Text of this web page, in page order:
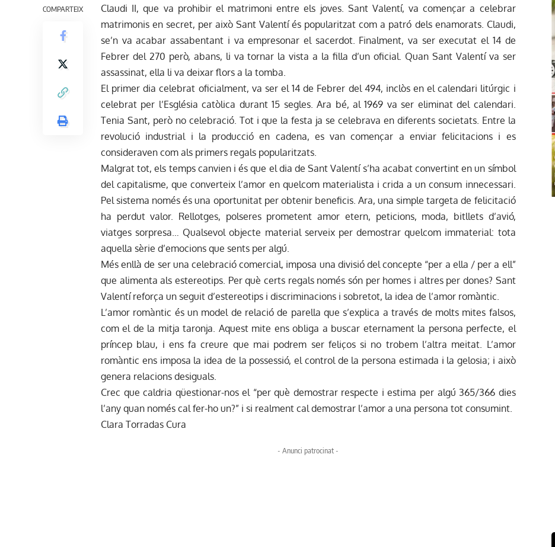
COMPARTEIX
Claudi II, que va prohibir el matrimoni entre els joves. Sant Valentí, va començar a celebrar
matrimonis en secret, per això Sant Valentí és popularitzat com a patró dels enamorats. Claudi,
se’n va acabar assabentant i va empresonar el sacerdot. Finalment, va ser executat el 14 de
Febrer del 270 però, abans, li va tornar la vista a la filla d’un oficial. Quan Sant Valentí va ser
assassinat, ella li va deixar flors a la tomba.
El primer dia celebrat oficialment, va ser el 14 de Febrer del 494, inclòs en el calendari litúrgic i
celebrat per l’Església catòlica durant 15 segles. Ara bé, al 1969 va ser eliminat del calendari.
Tenia Sant, però no celebració. Tot i que la festa ja se celebrava en diferents societats. Entre la
revolució industrial i la producció en cadena, es van començar a enviar felicitacions i es
consideraven com als primers regals popularitzats.
Malgrat tot, els temps canvien i és que el dia de Sant Valentí s’ha acabat convertint en un símbol
del capitalisme, que converteix l’amor en quelcom materialista i crida a un consum innecessari.
Pel sistema només és una oportunitat per obtenir beneficis. Ara, una simple targeta de felicitació
ha perdut valor. Rellotges, polseres prometent amor etern, peticions, moda, bitllets d’avió,
viatges sorpresa… Qualsevol objecte material serveix per demostrar quelcom immaterial: tota
aquella sèrie d’emocions que sents per algú.
Més enllà de ser una celebració comercial, imposa una divisió del concepte “per a ella / per a ell”
que alimenta als estereotips. Per què certs regals només són per homes i altres per dones? Sant
Valentí reforça un seguit d’estereotips i discriminacions i sobretot, la idea de l’amor romàntic.
L’amor romàntic és un model de relació de parella que s’explica a través de molts mites falsos,
com el de la mitja taronja. Aquest mite ens obliga a buscar eternament la persona perfecte, el
príncep blau, i ens fa creure que mai podrem ser feliços si no trobem l’altra meitat. L’amor
romàntic ens imposa la idea de la possessió, el control de la persona estimada i la gelosia; i això
genera relacions desiguals.
Crec que caldria qüestionar-nos el “per què demostrar respecte i estima per algú 365/366 dies
l’any quan només cal fer-ho un?” i si realment cal demostrar l’amor a una persona tot consumint.
Clara Torradas Cura
- Anunci patrocinat -